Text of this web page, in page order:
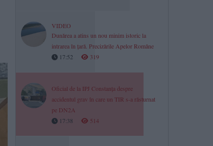
VIDEO
Dunărea a atins un nou minim istoric la
intrarea în țară. Precizările Apelor Române
17:52
319
Oficial de la IPJ Constanța despre
accidentul grav în care un TIR s-a răsturnat
pe DN2A
17:38
514